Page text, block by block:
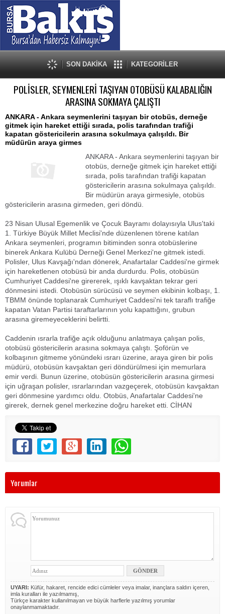
SON DAKİKA KATEGORİLER
POLİSLER, SEYMENLERİ TAŞIYAN OTOBÜSÜ KALABALIĞIN
ARASINA SOKMAYA ÇALIŞTI
ANKARA - Ankara seymenlerini taşıyan bir otobüs, derneğe
gitmek için hareket ettiği sırada, polis tarafından trafiği
kapatan göstericilerin arasına sokulmaya çalışıldı. Bir
müdürün araya girmes
ANKARA - Ankara seymenlerini taşıyan bir
otobüs, derneğe gitmek için hareket ettiği
sırada, polis tarafından trafiği kapatan
göstericilerin arasına sokulmaya çalışıldı.
Bir müdürün araya girmesiyle, otobüs
göstericilerin arasına girmeden, geri döndü.
23 Nisan Ulusal Egemenlik ve Çocuk Bayramı dolayısıyla Ulus'taki
1. Türkiye Büyük Millet Meclisi'nde düzenlenen törene katılan
Ankara seymenleri, programın bitiminden sonra otobüslerine
binerek Ankara Kulübü Derneği Genel Merkezi'ne gitmek istedi.
Polisler, Ulus Kavşağı'ndan dönerek, Anafartalar Caddesi'ne girmek
için hareketlenen otobüsü bir anda durdurdu. Polis, otobüsün
Cumhuriyet Caddesi'ne girererek, ışıklı kavşaktan tekrar geri
dönmesini istedi. Otobüsün sürücüsü ve seymen ekibinin kolbaşı, 1.
TBMM önünde toplanarak Cumhuriyet Caddesi'ni tek taraflı trafiğe
kapatan Vatan Partisi taraftarlarının yolu kapattığını, grubun
arasına giremeyeceklerini belirtti.
Caddenin ısrarla trafiğe açık olduğunu anlatmaya çalışan polis,
otobüsü göstericilerin arasına sokmaya çalıştı. Şoförün ve
kolbaşının gitmeme yönündeki ısrarı üzerine, araya giren bir polis
müdürü, otobüsün kavşaktan geri döndürülmesi için memurlara
emir verdi. Bunun üzerine, otobüsün göstericilerin arasına girmesi
için uğraşan polisler, ısrarlarından vazgeçerek, otobüsün kavşaktan
geri dönmesine yardımcı oldu. Otobüs, Anafartalar Caddesi'ne
girerek, dernek genel merkezine doğru hareket etti. CİHAN
Yorumlar
UYARI: Küfür, hakaret, rencide edici cümleler veya imalar, inançlara saldırı içeren,
imla kuralları ile yazılmamış,
Türkçe karakter kullanılmayan ve büyük harflerle yazılmış yorumlar
onaylanmamaktadır.